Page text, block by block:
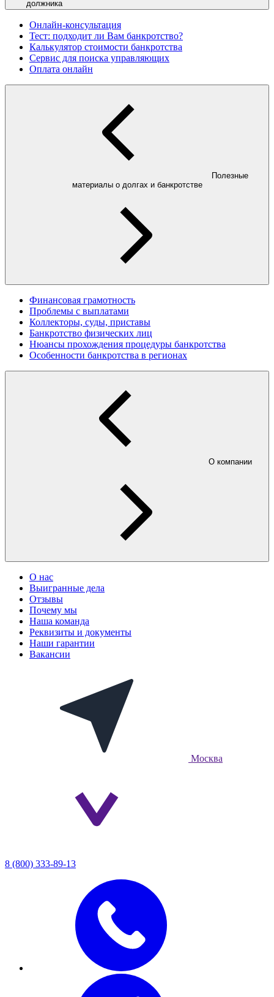
должника
Онлайн-консультация
Тест: подходит ли Вам банкротство?
Калькулятор стоимости банкротства
Сервис для поиска управляющих
Оплата онлайн
Полезные
материалы о долгах и банкротстве
Финансовая грамотность
Проблемы с выплатами
Коллекторы, суды, приставы
Банкротство физических лиц
Нюансы прохождения процедуры банкротства
Особенности банкротства в регионах
О компании
О нас
Выигранные дела
Отзывы
Почему мы
Наша команда
Реквизиты и документы
Наши гарантии
Вакансии
Москва
8 (800) 333-89-13